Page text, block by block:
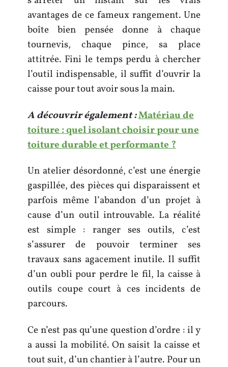
avantages de ce fameux rangement. Une
boîte bien pensée donne à chaque
tournevis, chaque pince, sa place
attitrée. Fini le temps perdu à chercher
l’outil indispensable, il suffit d’ouvrir la
caisse pour tout avoir sous la main.
A découvrir également :Matériau de
toiture : quel isolant choisir pour une
toiture durable et performante ?
Un atelier désordonné, c’est une énergie
gaspillée, des pièces qui disparaissent et
parfois même l’abandon d’un projet à
cause d’un outil introuvable. La réalité
est simple : ranger ses outils, c’est
s’assurer de pouvoir terminer ses
travaux sans agacement inutile. Il suffit
d’un oubli pour perdre le fil, la caisse à
outils coupe court à ces incidents de
parcours.
Ce n’est pas qu’une question d’ordre : il y
a aussi la mobilité. On saisit la caisse et
tout suit, d’un chantier à l’autre. Pour un